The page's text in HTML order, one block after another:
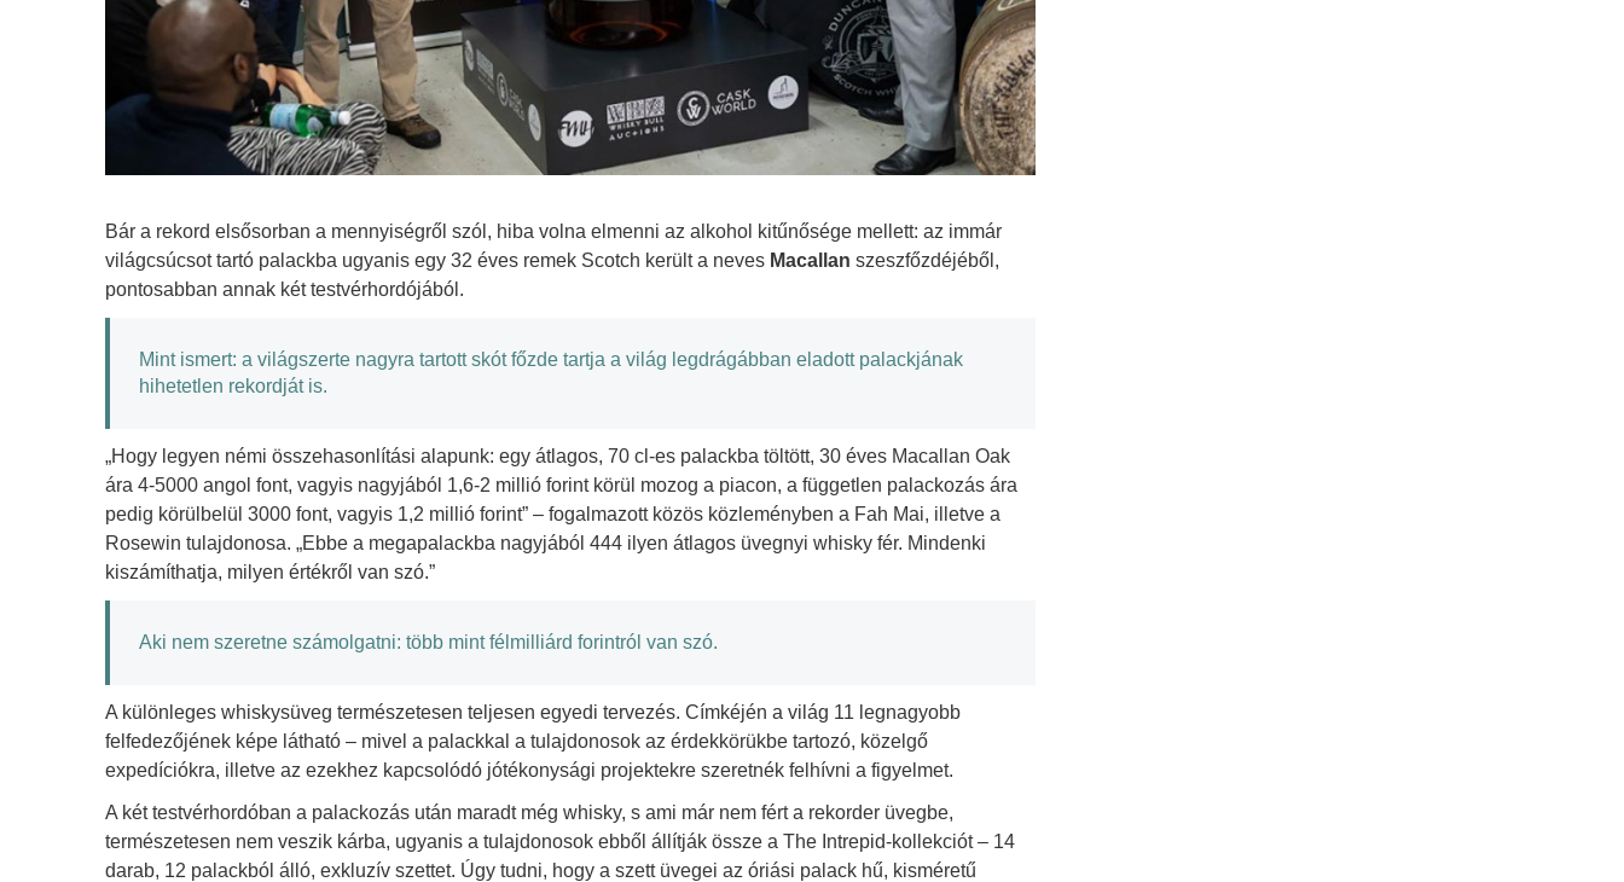
Bár a rekord elsősorban a mennyiségről szól, hiba volna elmenni az alkohol kitűnősége mellett: az immár
világcsúcsot tartó palackba ugyanis egy 32 éves remek Scotch került a neves Macallan szeszfőzdéjéből,
pontosabban annak két testvérhordójából.
Mint ismert: a világszerte nagyra tartott skót főzde tartja a világ legdrágábban eladott palackjának
hihetetlen rekordját is.
„Hogy legyen némi összehasonlítási alapunk: egy átlagos, 70 cl-es palackba töltött, 30 éves Macallan Oak
ára 4-5000 angol font, vagyis nagyjából 1,6-2 millió forint körül mozog a piacon, a független palackozás ára
pedig körülbelül 3000 font, vagyis 1,2 millió forint” – fogalmazott közös közleményben a Fah Mai, illetve a
Rosewin tulajdonosa. „Ebbe a megapalackba nagyjából 444 ilyen átlagos üvegnyi whisky fér. Mindenki
kiszámíthatja, milyen értékről van szó.”
Aki nem szeretne számolgatni: több mint félmilliárd forintról van szó.
A különleges whiskysüveg természetesen teljesen egyedi tervezés. Címkéjén a világ 11 legnagyobb
felfedezőjének képe látható – mivel a palackkal a tulajdonosok az érdekkörükbe tartozó, közelgő
expedíciókra, illetve az ezekhez kapcsolódó jótékonysági projektekre szeretnék felhívni a figyelmet.
A két testvérhordóban a palackozás után maradt még whisky, s ami már nem fért a rekorder üvegbe,
természetesen nem veszik kárba, ugyanis a tulajdonosok ebből állítják össze a The Intrepid-kollekciót – 14
darab, 12 palackból álló, exkluzív szettet. Úgy tudni, hogy a szett üvegei az óriási palack hű, kisméretű